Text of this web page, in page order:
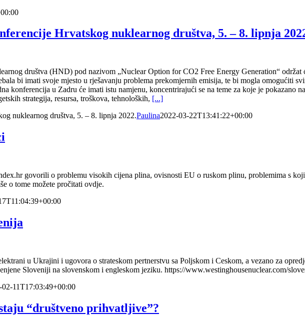
Hrvatskog nuklearnog društva, 5. – 8. lipnja
društva (HND) pod nazivom „Nuclear Option for CO2 Free Energy Generation“
bi imati svoje mjesto u rješavanju problema prekomjernih emisija, te bi mogla omogućiti
konferencija u Zadru će imati istu namjenu, koncentrirajući se na teme za koje je pokazano
strategija, resursa, troškova, tehnoloških, [...]
nuklearnog društva, 5. – 8. lipnja 2022.Paulina2022-03-22T13:41:22+00:00
govorili o problemu visokih cijena plina, ovisnosti EU o ruskom plinu, problemima s
o tome možete pročitati ovdje.
u Ukrajini i ugovora o strateskom pertnerstvu sa Poljskom i Ceskom, a vezano za
Sloveniji na slovenskom i engleskom jeziku. https://www.westinghousenuclear.com/
02-11T17:03:49+00:00
“društveno prihvatljive”?